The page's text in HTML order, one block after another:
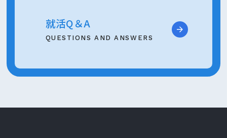
就活Q＆A
QUESTIONS AND ANSWERS